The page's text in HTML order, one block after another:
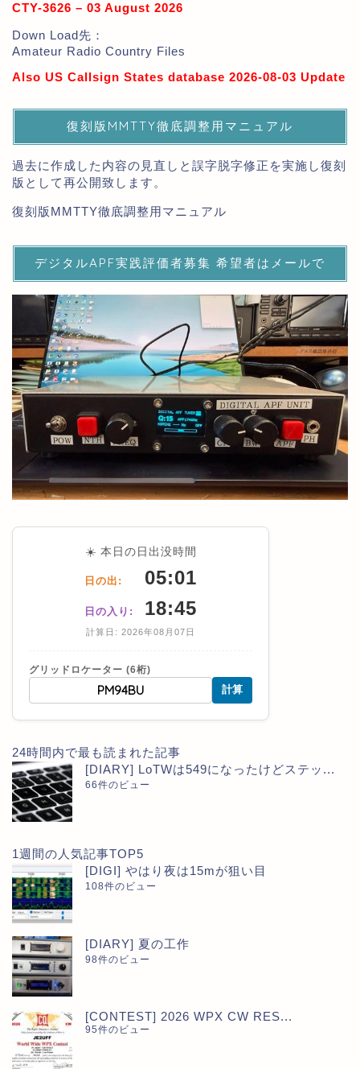
CTY-3626 – 03 August 2026
Down Load先：
Amateur Radio Country Files
Also US Callsign States database 2026-08-03 Update
復刻版MMTTY徹底調整用マニュアル
過去に作成した内容の見直しと誤字脱字修正を実施し復刻
版として再公開致します。
復刻版MMTTY徹底調整用マニュアル
デジタルAPF実践評価者募集 希望者はメールで
☀️ 本日の日出没時間
日の出: 05:01
日の入り: 18:45
計算日: 2026年08月07日
グリッドロケーター (6桁)
計算
24時間内で最も読まれた記事
[DIARY] LoTWは549になったけどステッ...
66件のビュー
1週間の人気記事TOP5
[DIGI] やはり夜は15mが狙い目
108件のビュー
[DIARY] 夏の工作
98件のビュー
[CONTEST] 2026 WPX CW RES...
95件のビュー